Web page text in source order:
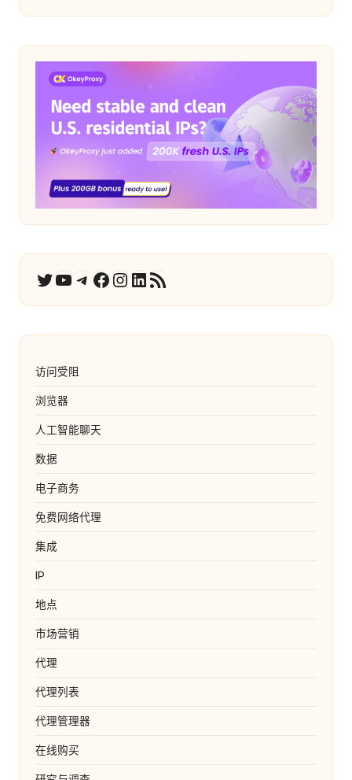
推特YouTube
电报 在 Facebook 上Instagram
LinkedIn
RSS 订阅
访问受阻
浏览器
人工智能聊天
数据
电子商务
免费网络代理
集成
IP
地点
市场营销
代理
代理列表
代理管理器
在线购买